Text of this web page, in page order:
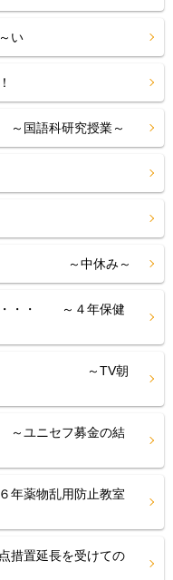
い
語科研究授業～
～中休み～
・・・ ～４年保健
う！ ～TV朝
ニセフ募金の結
物乱用防止教室
措置延長を受けての